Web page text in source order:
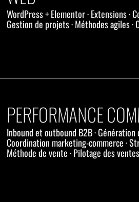
WordPress + Elementor · Extensions ·
Gestion de projets · Méthodes agiles
PERFORMANCE
Inbound et outbound B2B · Génération
Coordination marketing-commerce ·
Méthode de vente · Pilotage des ventes